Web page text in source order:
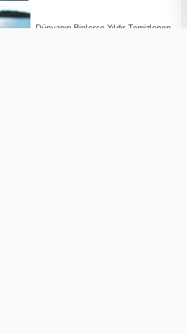
Dünyanın Binlerce Yıldır Temizlenen